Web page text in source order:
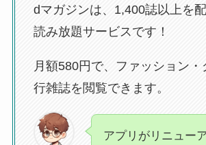
dマガジンは、1,400誌以上を
読み放題サービスです！
月額580円で、ファッション・
行雑誌を閲覧できます。
アプリがリニュー